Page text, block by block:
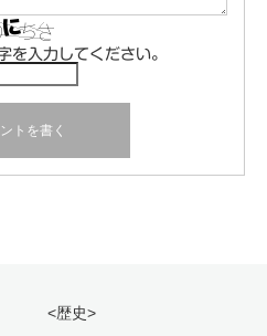
を入力してください。
<歴史>